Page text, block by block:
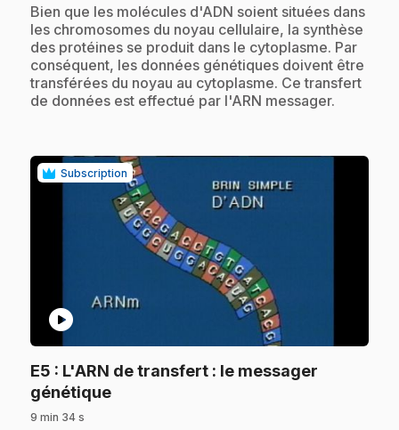
.Bien que les molécules d'ADN soient situées dans
les chromosomes du noyau cellulaire, la synthèse
des protéines se produit dans le cytoplasme. Par
conséquent, les données génétiques doivent être
transférées du noyau au cytoplasme. Ce transfert
de données est effectué par l'ARN messager.
Subscription
play_circle
E5 : L'ARN de transfert : le messager
génétique.
9 min 34 s